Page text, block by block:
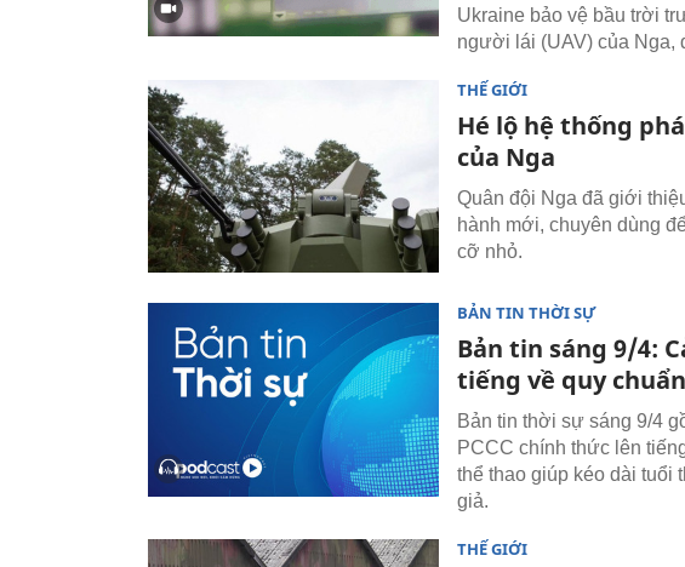
Ukraine bảo vệ bầu trời
người lái (UAV) của Nga,
THẾ GIỚI
Hé lộ hệ thống
của Nga
Quân đội Nga đã giới
hành mới, chuyên dùng
cỡ nhỏ.
BẢN TIN THỜI SỰ
Bản tin sáng 9/4:
tiếng về quy
Bản tin thời sự sáng 9/4
PCCC chính thức lên
thể thao giúp kéo dài tuổi
giả.
THẾ GIỚI